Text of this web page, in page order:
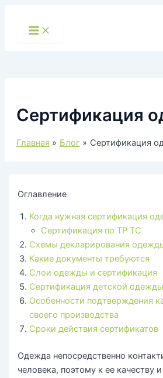
Main
Menu
Сертификация
Главная Блог Сертификация
Оглавление
Когда нужная сертификация
Сертификация по ТР ТС
Схемы декларирования
Какие документы требуются
Слои одежды и сертификация
Сертификация детской одежды
Особенности подтверждения
своего производства
Сроки действия сертификатов
Одежда непосредственно
человека, поэтому к ее качеству